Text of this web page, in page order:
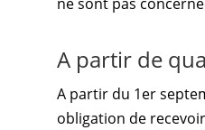
A partir de
A partir du 1er
obligation de